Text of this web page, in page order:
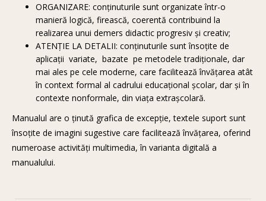
ORGANIZARE: conținuturile sunt organizate într-o
manieră logică, firească, coerentă contribuind la
realizarea unui demers didactic progresiv și creativ;
ATENȚIE LA DETALII: conținuturile sunt însoțite de
aplicații variate, bazate pe metodele tradiționale, dar
mai ales pe cele moderne, care facilitează învățarea atât
în context formal al cadrului educațional școlar, dar și în
contexte nonformale, din viața extrașcolară.
Manualul are o ținută grafica de excepție, textele suport sunt
însoțite de imagini sugestive care facilitează învățarea, oferind
numeroase activități multimedia, în varianta digitală a
manualului.